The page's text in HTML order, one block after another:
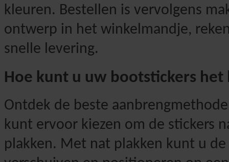
kleuren. Bestellen is vervolgens
ontwerp in het winkelmandje,
snelle levering.
Hoe kunt u uw bootstickers het
Ontdek de beste
kunt ervoor kiezen om de stickers
plakken. Met nat plakken kunt u